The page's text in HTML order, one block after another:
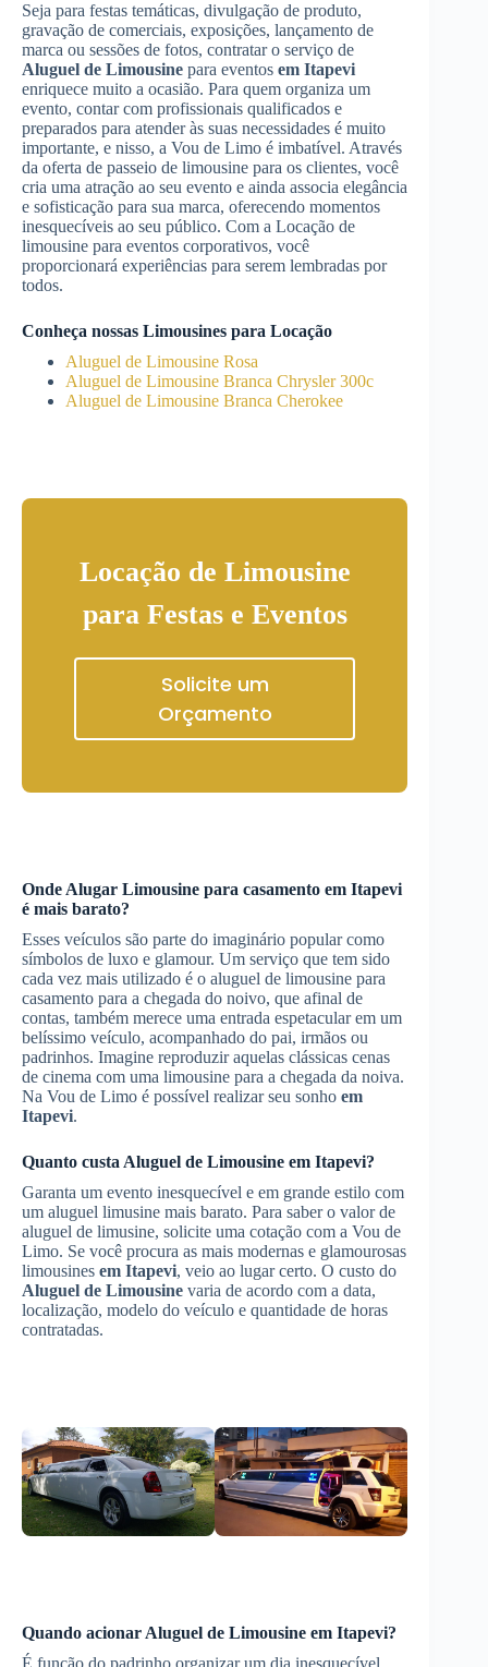
Seja para festas temáticas, divulgação de produto,
gravação de comerciais, exposições, lançamento de
marca ou sessões de fotos, contratar o serviço de
Aluguel de Limousine para eventos em Itapevi
enriquece muito a ocasião. Para quem organiza um
evento, contar com profissionais qualificados e
preparados para atender às suas necessidades é muito
importante, e nisso, a Vou de Limo é imbatível. Através
da oferta de passeio de limousine para os clientes, você
cria uma atração ao seu evento e ainda associa elegância
e sofisticação para sua marca, oferecendo momentos
inesquecíveis ao seu público. Com a Locação de
limousine para eventos corporativos, você
proporcionará experiências para serem lembradas por
todos.
Conheça nossas Limousines para Locação
Aluguel de Limousine Rosa
Aluguel de Limousine Branca Chrysler 300c
Aluguel de Limousine Branca Cherokee
Locação de Limousine
para Festas e Eventos
Solicite um
Orçamento
Onde Alugar Limousine para casamento em Itapevi
é mais barato?
Esses veículos são parte do imaginário popular como
símbolos de luxo e glamour. Um serviço que tem sido
cada vez mais utilizado é o aluguel de limousine para
casamento para a chegada do noivo, que afinal de
contas, também merece uma entrada espetacular em um
belíssimo veículo, acompanhado do pai, irmãos ou
padrinhos. Imagine reproduzir aquelas clássicas cenas
de cinema com uma limousine para a chegada da noiva.
Na Vou de Limo é possível realizar seu sonho em
Itapevi.
Quanto custa Aluguel de Limousine em Itapevi?
Garanta um evento inesquecível e em grande estilo com
um aluguel limusine mais barato. Para saber o valor de
aluguel de limusine, solicite uma cotação com a Vou de
Limo. Se você procura as mais modernas e glamourosas
limousines em Itapevi, veio ao lugar certo. O custo do
Aluguel de Limousine varia de acordo com a data,
localização, modelo do veículo e quantidade de horas
contratadas.
Quando acionar Aluguel de Limousine em Itapevi?
É função do padrinho organizar um dia inesquecível